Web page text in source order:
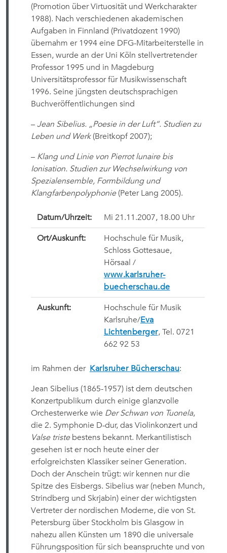
(Promotion über Virtuosität und Werkcharakter
1988). Nach verschiedenen akademischen
Aufgaben in Finnland (Privatdozent 1990)
übernahm er 1994 eine DFG-Mitarbeiterstelle in
Essen, wurde an der Uni Köln stellvertretender
Professor 1995 und in Magdeburg
Universitätsprofessor für Musikwissenschaft
1996. Seine jüngsten deutschsprachigen
Buchveröffentlichungen sind
– Jean Sibelius. „Poesie in der Luft“. Studien zu
Leben und Werk(Breitkopf 2007);
– Klang und Linie von Pierrot lunaire bis
Ionisation. Studien zur Wechselwirkung von
Spezialensemble, Formbildung und
Klangfarbenpolyphonie(Peter Lang 2005).
Datum/Uhrzeit: Mi 21.11.2007, 18.00 Uhr
Ort/Auskunft:
Hochschule für Musik,
Schloss Gottesaue,
Hörsaal /
www.karlsruher-
buecherschau.de
Auskunft:
Hochschule für Musik
Karlsruhe/Eva
Lichtenberger, Tel. 0721
662 92 53
im Rahmen der Karlsruher Bücherschau:
Jean Sibelius (1865-1957) ist dem deutschen
Konzertpublikum durch einige glanzvolle
Orchesterwerke wie Der Schwan von Tuonela,
die 2. Symphonie D-dur, das Violinkonzert und
Valse tristebestens bekannt. Merkantilistisch
gesehen ist er noch heute einer der
erfolgreichsten Klassiker seiner Generation.
Doch der Anschein trügt: wir kennen nur die
Spitze des Eisbergs. Sibelius war (neben Munch,
Strindberg und Skrjabin) einer der wichtigsten
Vertreter der nordischen Moderne, die von St.
Petersburg über Stockholm bis Glasgow in
nahezu allen Künsten um 1890 die universale
Führungsposition für sich beanspruchte und von